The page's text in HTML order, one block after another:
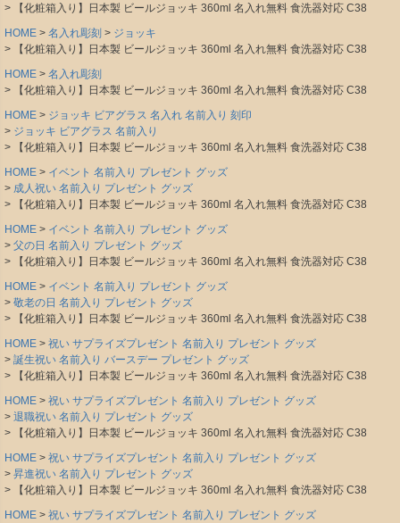
【化粧箱入り】日本製 ビールジョッキ 360ml 名入れ無料 食洗器対応 C38
HOME
名入れ彫刻
ジョッキ
【化粧箱入り】日本製 ビールジョッキ 360ml 名入れ無料 食洗器対応 C38
HOME
名入れ彫刻
【化粧箱入り】日本製 ビールジョッキ 360ml 名入れ無料 食洗器対応 C38
HOME
ジョッキ ビアグラス 名入れ 名前入り 刻印
ジョッキ ビアグラス 名前入り
【化粧箱入り】日本製 ビールジョッキ 360ml 名入れ無料 食洗器対応 C38
HOME
イベント 名前入り プレゼント グッズ
成人祝い 名前入り プレゼント グッズ
【化粧箱入り】日本製 ビールジョッキ 360ml 名入れ無料 食洗器対応 C38
HOME
イベント 名前入り プレゼント グッズ
父の日 名前入り プレゼント グッズ
【化粧箱入り】日本製 ビールジョッキ 360ml 名入れ無料 食洗器対応 C38
HOME
イベント 名前入り プレゼント グッズ
敬老の日 名前入り プレゼント グッズ
【化粧箱入り】日本製 ビールジョッキ 360ml 名入れ無料 食洗器対応 C38
HOME
祝い サプライズプレゼント 名前入り プレゼント グッズ
誕生祝い 名前入り バースデー プレゼント グッズ
【化粧箱入り】日本製 ビールジョッキ 360ml 名入れ無料 食洗器対応 C38
HOME
祝い サプライズプレゼント 名前入り プレゼント グッズ
退職祝い 名前入り プレゼント グッズ
【化粧箱入り】日本製 ビールジョッキ 360ml 名入れ無料 食洗器対応 C38
HOME
祝い サプライズプレゼント 名前入り プレゼント グッズ
昇進祝い 名前入り プレゼント グッズ
【化粧箱入り】日本製 ビールジョッキ 360ml 名入れ無料 食洗器対応 C38
HOME
祝い サプライズプレゼント 名前入り プレゼント グッズ